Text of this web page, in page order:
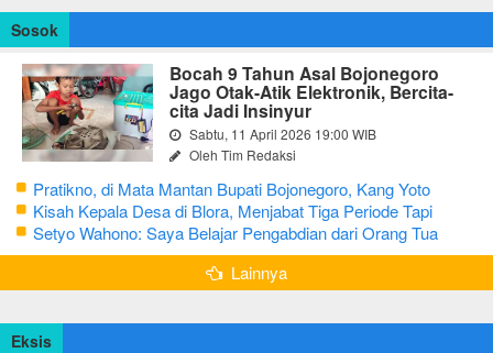
Sosok
Bocah 9 Tahun Asal Bojonegoro
Jago Otak-Atik Elektronik, Bercita-
cita Jadi Insinyur
Sabtu, 11 April 2026 19:00 WIB
Oleh Tim Redaksi
Pratikno, di Mata Mantan Bupati Bojonegoro, Kang Yoto
Kisah Kepala Desa di Blora, Menjabat Tiga Periode Tapi
Masih Hidup Sederhana
Setyo Wahono: Saya Belajar Pengabdian dari Orang Tua
Lainnya
Eksis